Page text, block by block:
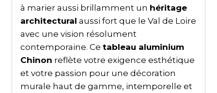
à marier aussi brillamment un héritage
architectural aussi fort que le Val de Loire
avec une vision résolument
contemporaine. Ce tableau aluminium
Chinon reflète votre exigence esthétique
et votre passion pour une décoration
murale haut de gamme, intemporelle et